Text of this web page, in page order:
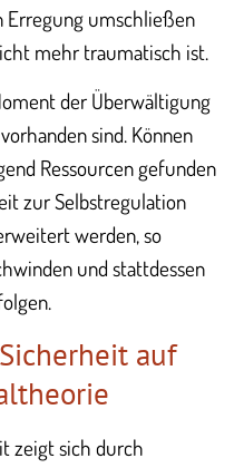
umschließen
mehr traumatisch ist.
der Überwältigung
sind. Können
Ressourcen gefunden
zur Selbstregulation
werden, so
und stattdessen
auf
zeigt sich durch